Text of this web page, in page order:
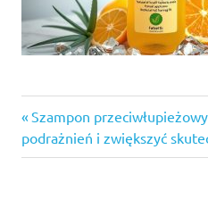
Nawigacja
wpisu
Previous
Post:
Szampon
podrażnień i zwiększyć